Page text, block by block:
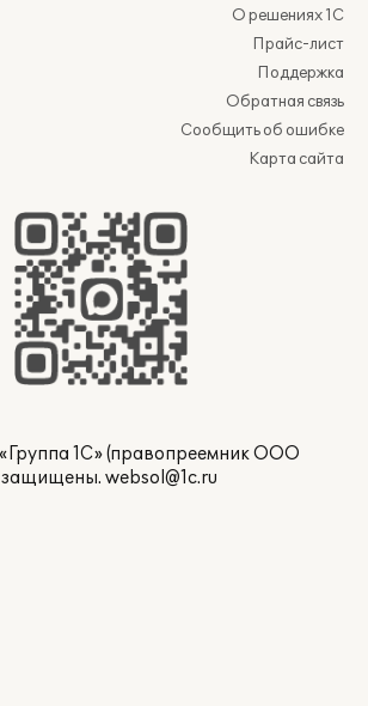
О решениях 1С
Прайс-лист
Поддержка
Обратная связь
Сообщить об ошибке
Карта сайта
1С» (правопреемник ООО
защищены. websol@1c.ru